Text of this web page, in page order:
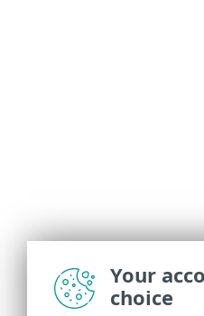
Your
choice